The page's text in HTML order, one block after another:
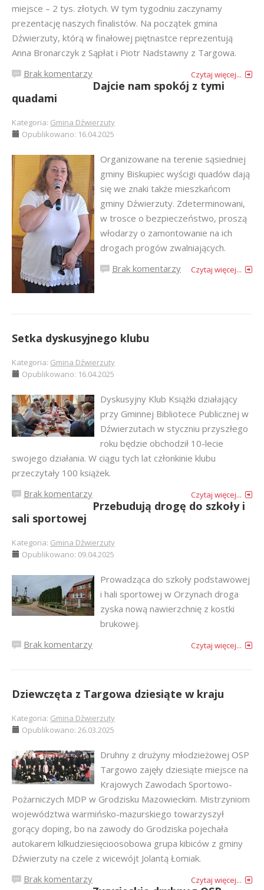
miejsce – 2 tys. złotych. W tym tygodniu zaczynamy
prezentację naszych finalistów. Na początek gmina
Dźwierzuty, którą w finałowej piętnastce reprezentują
Anna Bronarczyk z Sąpłat i Piotr Nadstawny z Targowa.
Brak komentarzy
Czytaj więcej...
Dajcie nam spokój z tymi
quadami
Kategoria: Gmina Dźwierzuty
Opublikowano: 16.04.2025
Organizowane na terenie sąsiedniej
gminy Biskupiec wyścigi quadów dają
się we znaki także mieszkańcom
gminy Dźwierzuty. Zdeterminowani,
w trosce o bezpieczeństwo, proszą
włodarzy o zamontowanie na ich
drogach progów zwalniających.
Brak komentarzy
Czytaj więcej...
Setka dyskusyjnego klubu
Kategoria: Gmina Dźwierzuty
Opublikowano: 16.04.2025
Dyskusyjny Klub Książki działający
przy Gminnej Bibliotece Publicznej w
Dźwierzutach w styczniu przyszłego
roku będzie obchodził 10-lecie
swojego działania. W ciągu tych lat członkinie klubu
przeczytały 100 książek.
Brak komentarzy
Czytaj więcej...
Przebudują drogę do szkoły i
sali sportowej
Kategoria: Gmina Dźwierzuty
Opublikowano: 09.04.2025
Prowadząca do szkoły podstawowej
i hali sportowej w Orzynach droga
zyska nową nawierzchnię z kostki
brukowej.
Brak komentarzy
Czytaj więcej...
Dziewczęta z Targowa dziesiąte w kraju
Kategoria: Gmina Dźwierzuty
Opublikowano: 26.03.2025
Druhny z drużyny młodzieżowej OSP
Targowo zajęły dziesiąte miejsce na
Krajowych Zawodach Sportowo-
Pożarniczych MDP w Grodzisku Mazowieckim. Mistrzyniom
województwa warmińsko-mazurskiego towarzyszył
gorący doping, bo na zawody do Grodziska pojechała
autokarem kilkudziesięcioosobowa grupa kibiców z gminy
Dźwierzuty na czele z wicewójt Jolantą Łomiak.
Brak komentarzy
Czytaj więcej...